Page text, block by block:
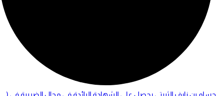
حسام بن نايف الثبيتي يحصل على الشهادة الرائدة في مجال الضريبة في (